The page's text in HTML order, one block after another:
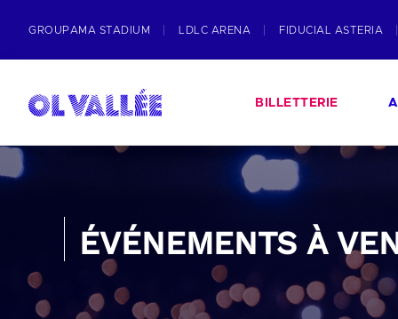
GROUPAMA STADIUM LDLC ARENA FIDUCIAL ASTERIA
BILLETTERIE
ÉVÉNEMENTS À